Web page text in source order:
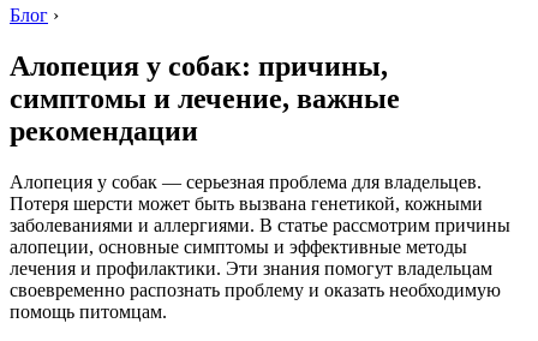
Блог ›
Алопеция у собак: причины,
симптомы и лечение, важные
рекомендации
Алопеция у собак — серьезная проблема для владельцев.
Потеря шерсти может быть вызвана генетикой, кожными
заболеваниями и аллергиями. В статье рассмотрим причины
алопеции, основные симптомы и эффективные методы
лечения и профилактики. Эти знания помогут владельцам
своевременно распознать проблему и оказать необходимую
помощь питомцам.